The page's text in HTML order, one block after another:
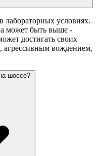
лабораторных условиях.
может быть выше -
достигать своих
агрессивным вождением,
шоссе?